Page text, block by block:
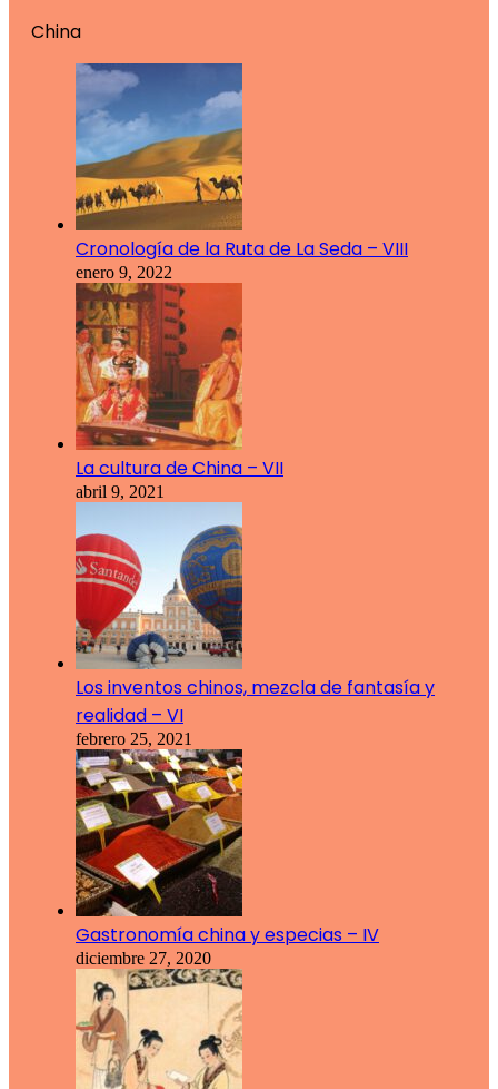
China
Cronología de la Ruta de La Seda – VIII
enero 9, 2022
La cultura de China – VII
abril 9, 2021
Los inventos chinos, mezcla de fantasía y
realidad – VI
febrero 25, 2021
Gastronomía china y especias – IV
diciembre 27, 2020